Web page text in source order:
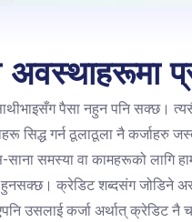
पैसा नहुन पनि सक्छ।
सिद्ध गर्न ठूलाठूला नै कर्जाहरु
समस्या वा कामहरूको लागि
हुनसक्छ। क्रेडिट शब्दसंग जोडिने
उसलाई कर्जा अर्थात् क्रेडिट नै